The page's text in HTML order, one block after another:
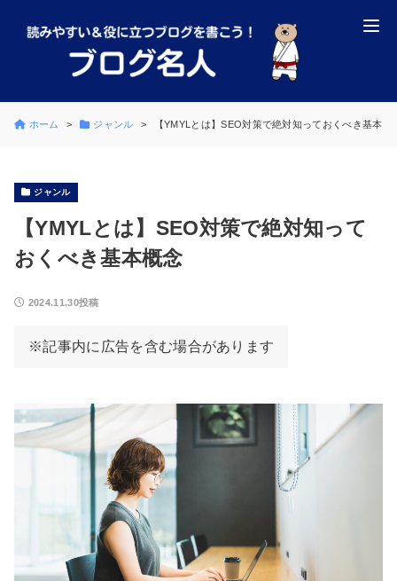
ホーム ジャンル 【YMYLとは】SEO対策で絶対知っておくべき基本概
ジャンル
【YMYLとは】SEO対策で絶対知って
おくべき基本概念
2024.11.30投稿
※記事内に広告を含む場合があります